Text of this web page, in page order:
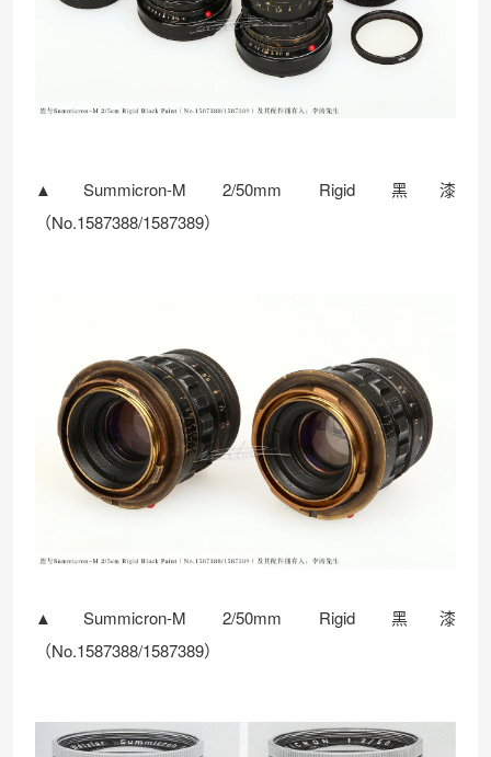
▲Summicron-M 2/50mm Rigid 黑漆
（No.1587388/1587389）
▲Summicron-M 2/50mm Rigid 黑漆
（No.1587388/1587389）